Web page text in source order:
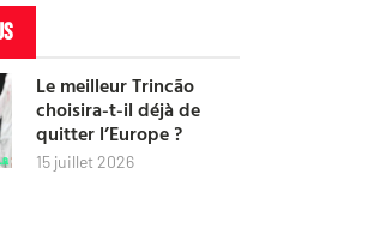
Le meilleur Trincão
choisira-t-il déjà de
quitter l’Europe ?
15 juillet 2026